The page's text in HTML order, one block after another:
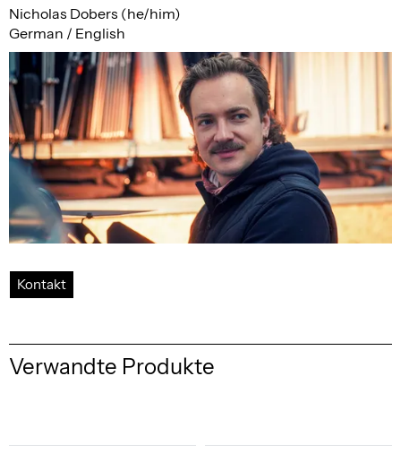
Nicholas Dobers (he/him)
German / English
Kontakt
Verwandte Produkte